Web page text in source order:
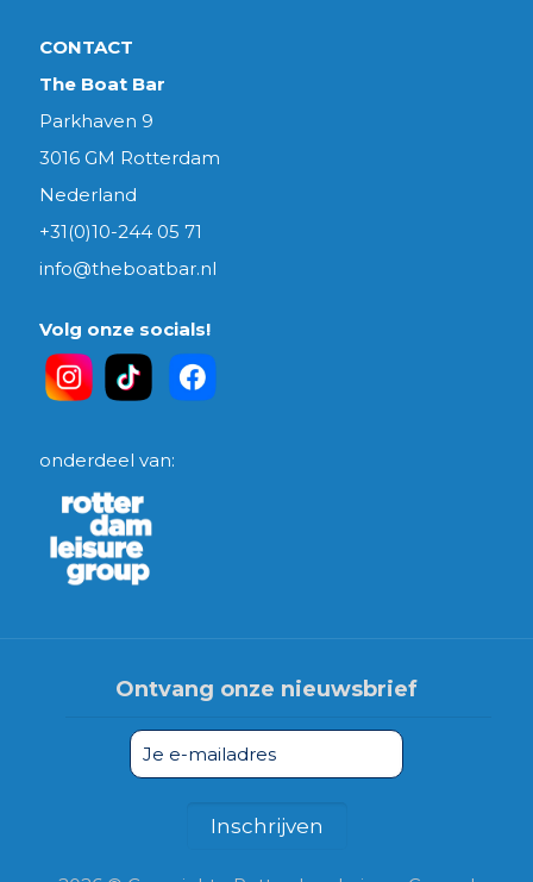
CONTACT
The Boat Bar
Parkhaven 9
3016 GM Rotterdam
Nederland
+31(0)10-244 05 71
info@theboatbar.nl
Volg onze socials!
onderdeel van:
Ontvang onze nieuwsbrief